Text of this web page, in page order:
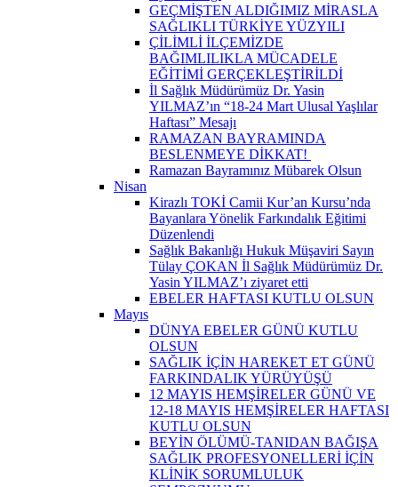
GEÇMİŞTEN ALDIĞIMIZ MİRASLA
SAĞLIKLI TÜRKİYE YÜZYILI
ÇİLİMLİ İLÇEMİZDE
BAĞIMLILIKLA MÜCADELE
EĞİTİMİ GERÇEKLEŞTİRİLDİ
İl Sağlık Müdürümüz Dr. Yasin
YILMAZ’ın “18-24 Mart Ulusal Yaşlılar
Haftası” Mesajı
RAMAZAN BAYRAMINDA
BESLENMEYE DİKKAT! ​
Ramazan Bayramınız Mübarek Olsun
Nisan
Kirazlı TOKİ Camii Kur’an Kursu’nda
Bayanlara Yönelik Farkındalık Eğitimi
Düzenlendi
Sağlık Bakanlığı Hukuk Müşaviri Sayın
Tülay ÇOKAN İl Sağlık Müdürümüz Dr.
Yasin YILMAZ’ı ziyaret etti
EBELER HAFTASI KUTLU OLSUN
Mayıs
DÜNYA EBELER GÜNÜ KUTLU
OLSUN
SAĞLIK İÇİN HAREKET ET GÜNÜ
FARKINDALIK YÜRÜYÜŞÜ
12 MAYIS HEMŞİRELER GÜNÜ VE
12-18 MAYIS HEMŞİRELER HAFTASI
KUTLU OLSUN
BEYİN ÖLÜMÜ-TANIDAN BAĞIŞA
SAĞLIK PROFESYONELLERİ İÇİN
KLİNİK SORUMLULUK